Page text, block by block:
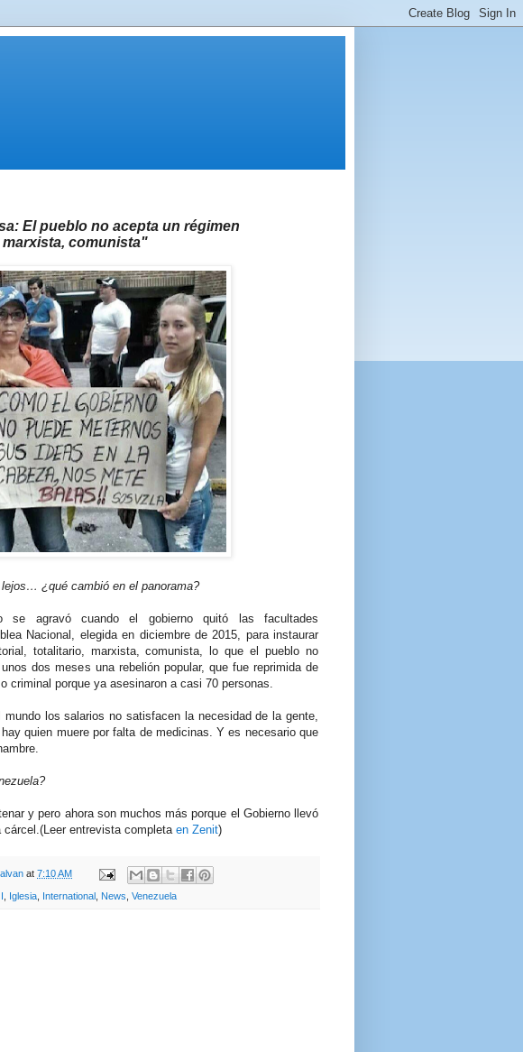
El pueblo no acepta un régimen
comunista"
¿qué cambió en el panorama?
agravó cuando el gobierno quitó las facultades
Nacional, elegida en diciembre de 2015, para instaurar
totalitario, marxista, comunista, lo que el pueblo no
dos meses una rebelión popular, que fue reprimida de
criminal porque ya asesinaron a casi 70 personas.
los salarios no satisfacen la necesidad de la gente,
quien muere por falta de medicinas. Y es necesario que
y pero ahora son muchos más porque el Gobierno llevó
entrevista completaen Zenit)
at 7:10 AM
Iglesia International News Venezuela